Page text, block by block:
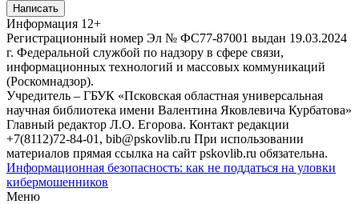
Написать
Информация 12+
Регистрационный номер Эл № ФС77-87001 выдан 19.03.2024
г. Федеральной службой по надзору в сфере связи,
информационных технологий и массовых коммуникаций
(Роскомнадзор).
Учредитель – ГБУК «Псковская областная универсальная
научная библиотека имени Валентина Яковлевича Курбатова»
Главный редактор Л.О. Егорова. Контакт редакции
+7(8112)72-84-01, bib@pskovlib.ru При использовании
материалов прямая ссылка на сайт pskovlib.ru обязательна.
Информационная безопасность: как не поддаться на уловки
кибермошенников
Меню